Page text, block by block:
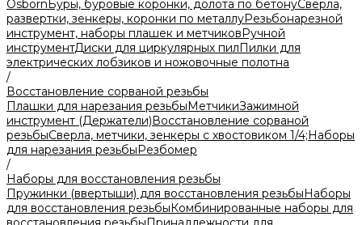
OsbornБуры, буровые коронки, долота по бетонуСверла,
развертки, зенкеры, коронки по металлуРезьбонарезной
инструмент, наборы плашек и метчиковРучной
инструментДиски для циркулярных пилПилки для
электрических лобзиков и ножовочные полотна
/
Восстановление сорваной резьбы
Плашки для нарезания резьбыМетчикиЗажимной
инструмент (Держатели)Восстановление сорваной
резьбыСверла, метчики, зенкеры с хвостовиком 1/4;Наборы
для нарезания резьбыРезбомер
/
Наборы для восстановления резьбы
Пружинки (ввертыши) для восстановления резьбыНаборы
для восстановления резьбыКомбинированные наборы для